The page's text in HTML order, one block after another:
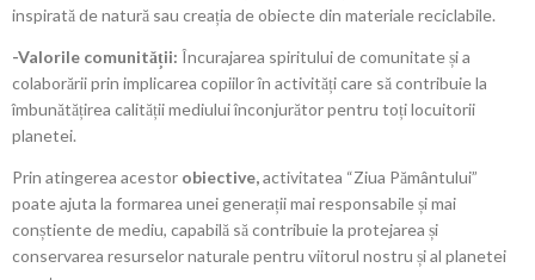
inspirată de natură sau creația de obiecte din materiale reciclabile.
-Valorile comunității: Încurajarea spiritului de comunitate și a
colaborării prin implicarea copiilor în activități care să contribuie la
îmbunătățirea calității mediului înconjurător pentru toți locuitorii
planetei.
Prin atingerea acestor obiective,activitatea “Ziua Pământului”
poate ajuta la formarea unei generații mai responsabile și mai
conștiente de mediu, capabilă să contribuie la protejarea și
conservarea resurselor naturale pentru viitorul nostru și al planetei